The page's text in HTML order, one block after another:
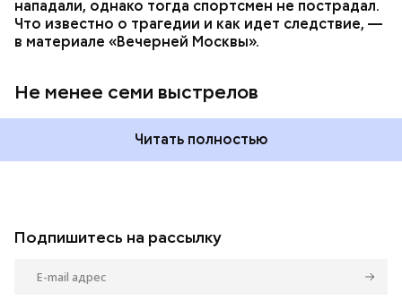
нападали, однако тогда спортсмен не пострадал.
Что известно о трагедии и как идет следствие, —
в материале «Вечерней Москвы».
Не менее семи выстрелов
Читать полностью
Подпишитесь на рассылку